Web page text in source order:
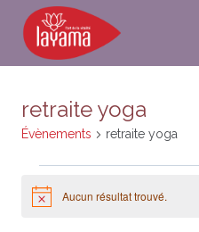
Aller
contenu
retraite yoga
Évènements retraite yoga
Notice Aucun résultat trouvé.